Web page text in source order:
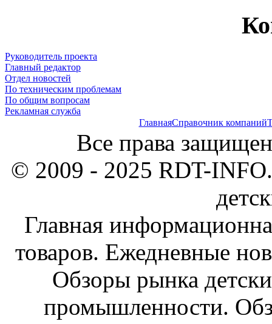
Руководитель проекта
Главный редактор
Отдел новостей
По техническим проблемам
По общим вопросам
Рекламная служба
ГлавнаяСправочник компаний
Все права
© 2009 - 2025 RDT-
Главная
товаров. Ежедневные
Обзоры рынка
промышленности.